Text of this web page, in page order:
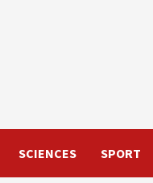
SCIENCES SPORT